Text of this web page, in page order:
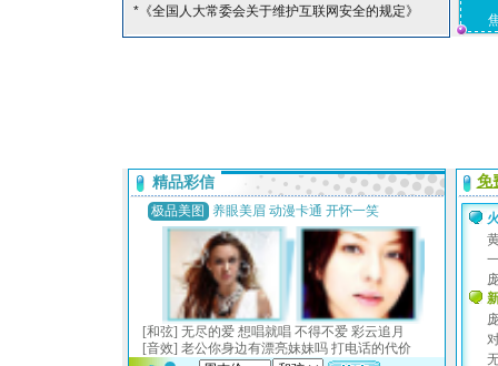
*《全国人大常委会关于维护互联网安全的规定》